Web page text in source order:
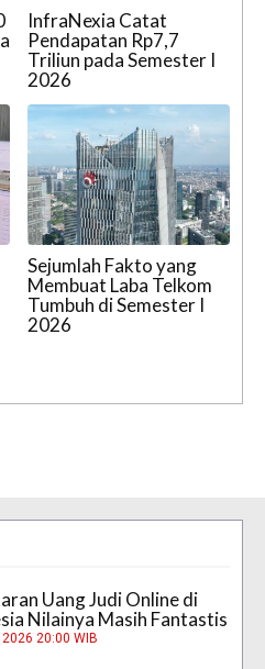
InfraNexia Catat
Pendapatan Rp7,7
Triliun pada Semester I
2026
Sejumlah Fakto yang
Membuat Laba Telkom
Tumbuh di Semester I
2026
Uang Judi Online di
Nilainya Masih Fantastis
20:00 WIB